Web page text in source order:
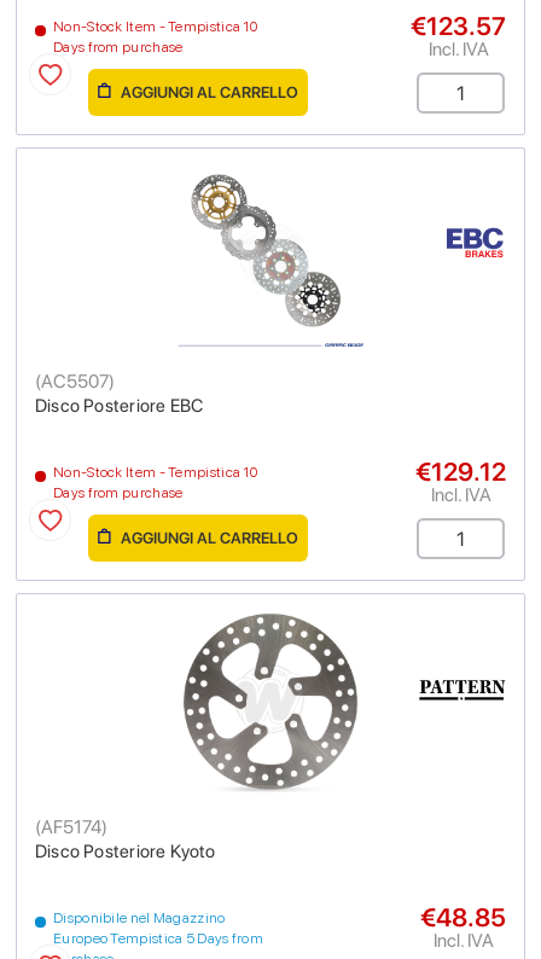
Non-Stock Item - Tempistica 10
Days from purchase
€123.57
Incl. IVA
AGGIUNGI AL CARRELLO
Disco Posteriore EBC
(AC5507)
Non-Stock Item - Tempistica 10
Days from purchase
€129.12
Incl. IVA
AGGIUNGI AL CARRELLO
Disco Posteriore Kyoto
(AF5174)
Disponibile nel Magazzino
Europeo Tempistica 5 Days from
€48.85
Incl. IVA